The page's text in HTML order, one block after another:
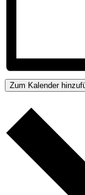
Zum Kalender